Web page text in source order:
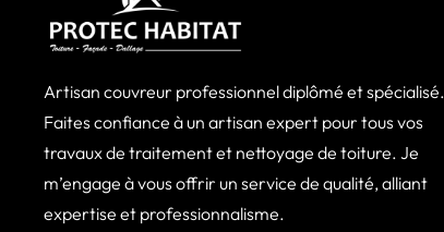
Artisan couvreur professionnel diplômé et spécialisé.
Faites confiance à un artisan expert pour tous vos
travaux de traitement et nettoyage de toiture. Je
m’engage à vous offrir un service de qualité, alliant
expertise et professionnalisme.